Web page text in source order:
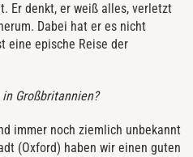
Er denkt, er weiß alles, verletzt
Dabei hat er es nicht
eine epische Reise der
Großbritannien?
immer noch ziemlich unbekannt
(Oxford) haben wir einen guten